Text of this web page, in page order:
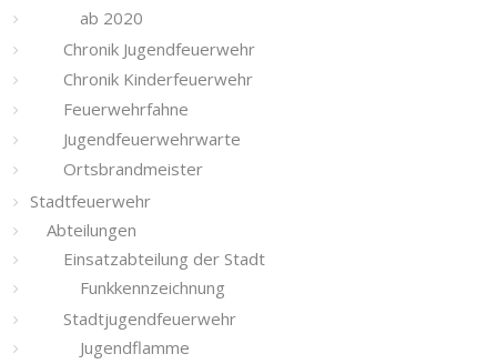
ab 2020
Chronik Jugendfeuerwehr
Chronik Kinderfeuerwehr
Feuerwehrfahne
Jugendfeuerwehrwarte
Ortsbrandmeister
Stadtfeuerwehr
Abteilungen
Einsatzabteilung der Stadt
Funkkennzeichnung
Stadtjugendfeuerwehr
Jugendflamme